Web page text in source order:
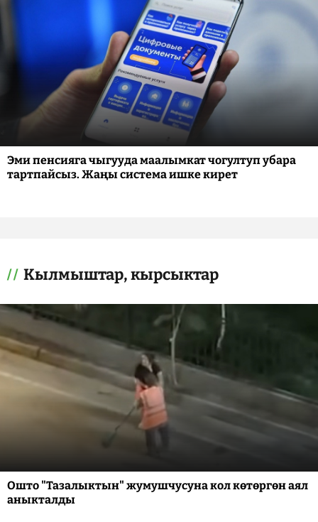
Эми пенсияга чыгууда маалымкат чогултуп убара
тартпайсыз. Жаңы система ишке кирет
Кылмыштар, кырсыктар
Ошто "Тазалыктын" жумушчусуна кол көтөргөн аял
аныкталды